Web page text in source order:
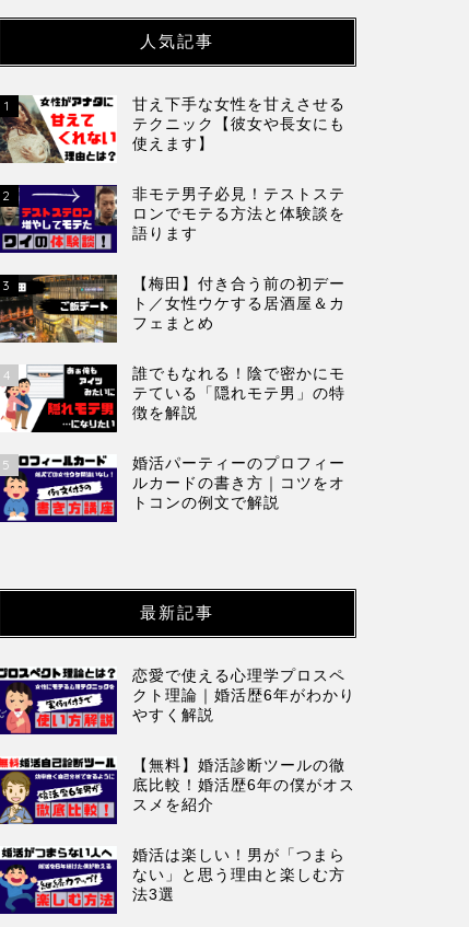
人気記事
1
甘え下手な女性を甘えさせる
テクニック【彼女や長女にも
使えます】
2
非モテ男子必見！テストステ
ロンでモテる方法と体験談を
語ります
3
【梅田】付き合う前の初デー
ト／女性ウケする居酒屋＆カ
フェまとめ
4
誰でもなれる！陰で密かにモ
テている「隠れモテ男」の特
徴を解説
5
婚活パーティーのプロフィー
ルカードの書き方｜コツをオ
トコンの例文で解説
最新記事
恋愛で使える心理学プロスペ
クト理論｜婚活歴6年がわかり
やすく解説
【無料】婚活診断ツールの徹
底比較！婚活歴6年の僕がオス
スメを紹介
婚活は楽しい！男が「つまら
ない」と思う理由と楽しむ方
法3選